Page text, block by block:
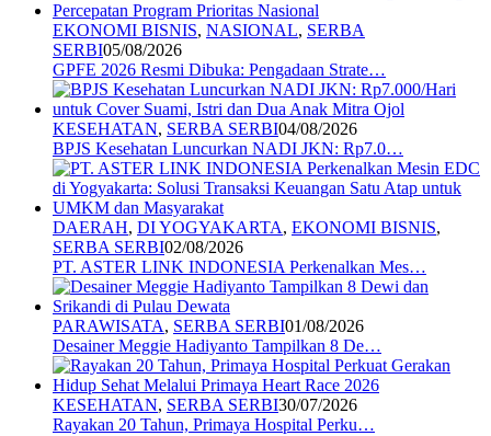
EKONOMI BISNIS, NASIONAL, SERBA
SERBI05/08/2026
GPFE 2026 Resmi Dibuka: Pengadaan Strate…
KESEHATAN, SERBA SERBI04/08/2026
BPJS Kesehatan Luncurkan NADI JKN: Rp7.0…
DAERAH, DI YOGYAKARTA, EKONOMI BISNIS,
SERBA SERBI02/08/2026
PT. ASTER LINK INDONESIA Perkenalkan Mes…
PARAWISATA, SERBA SERBI01/08/2026
Desainer Meggie Hadiyanto Tampilkan 8 De…
KESEHATAN, SERBA SERBI30/07/2026
Rayakan 20 Tahun, Primaya Hospital Perku…